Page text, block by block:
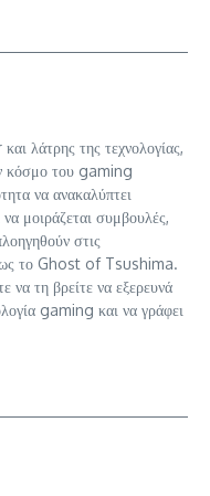
λάτρης της τεχνολογίας,
κόσμο του gaming
να ανακαλύπτει
μοιράζεται συμβουλές,
στις
το Ghost of Tsushima.
να τη βρείτε να εξερευνά
gaming και να γράφει